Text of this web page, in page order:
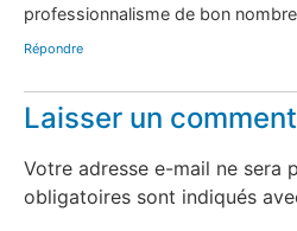
professionnalisme de bon
Répondre
Laisser un
Votre adresse e-mail ne sera
obligatoires sont indiqués